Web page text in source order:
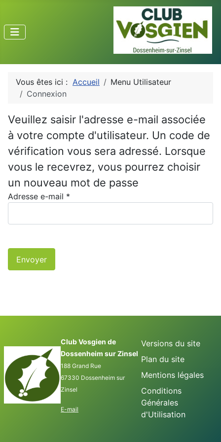
Vous êtes ici : Accueil
Menu Utilisateur
Connexion
Veuillez saisir l'adresse e-mail associée
à votre compte d'utilisateur. Un code de
vérification vous sera adressé. Lorsque
vous le recevrez, vous pourrez choisir
un nouveau mot de passe
Adresse e-mail *
Envoyer
Club Vosgien de
Dossenheim sur Zinsel
188 Grand Rue
67330 Dossenheim sur
Zinsel
E-mail
Versions du site
Plan du site
Mentions légales
Conditions
Générales
d'Utilisation